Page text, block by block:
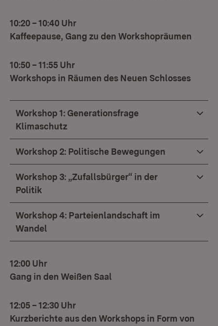
10:20 – 10:40 Uhr
Kaffeepause, Gang zu den Workshopräumen
10:50 – 11:55 Uhr
Workshops in Räumen des Neuen Schlosses
Workshop 1: Generationsfrage
Klimaschutz
Workshop 2: Politische Bewegungen
Workshop 3: „Zufallsbürger“ in der
Politik
Workshop 4: Parteienlandschaft im
Wandel
12:00 Uhr
Gang in den Weißen Saal
12:05 – 12:30 Uhr
Kurzberichte aus den Workshops in Form von